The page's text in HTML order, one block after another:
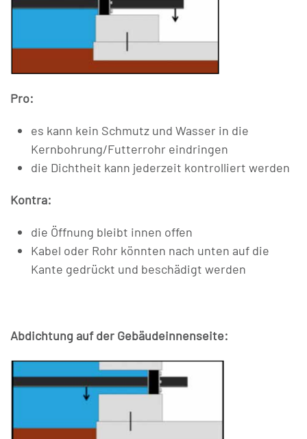
Pro:
es kann kein Schmutz und Wasser in die
Kernbohrung/Futterrohr eindringen
die Dichtheit kann jederzeit kontrolliert werden
Kontra:
die Öffnung bleibt innen offen
Kabel oder Rohr könnten nach unten auf die
Kante gedrückt und beschädigt werden
Abdichtung auf der Gebäudeinnenseite: